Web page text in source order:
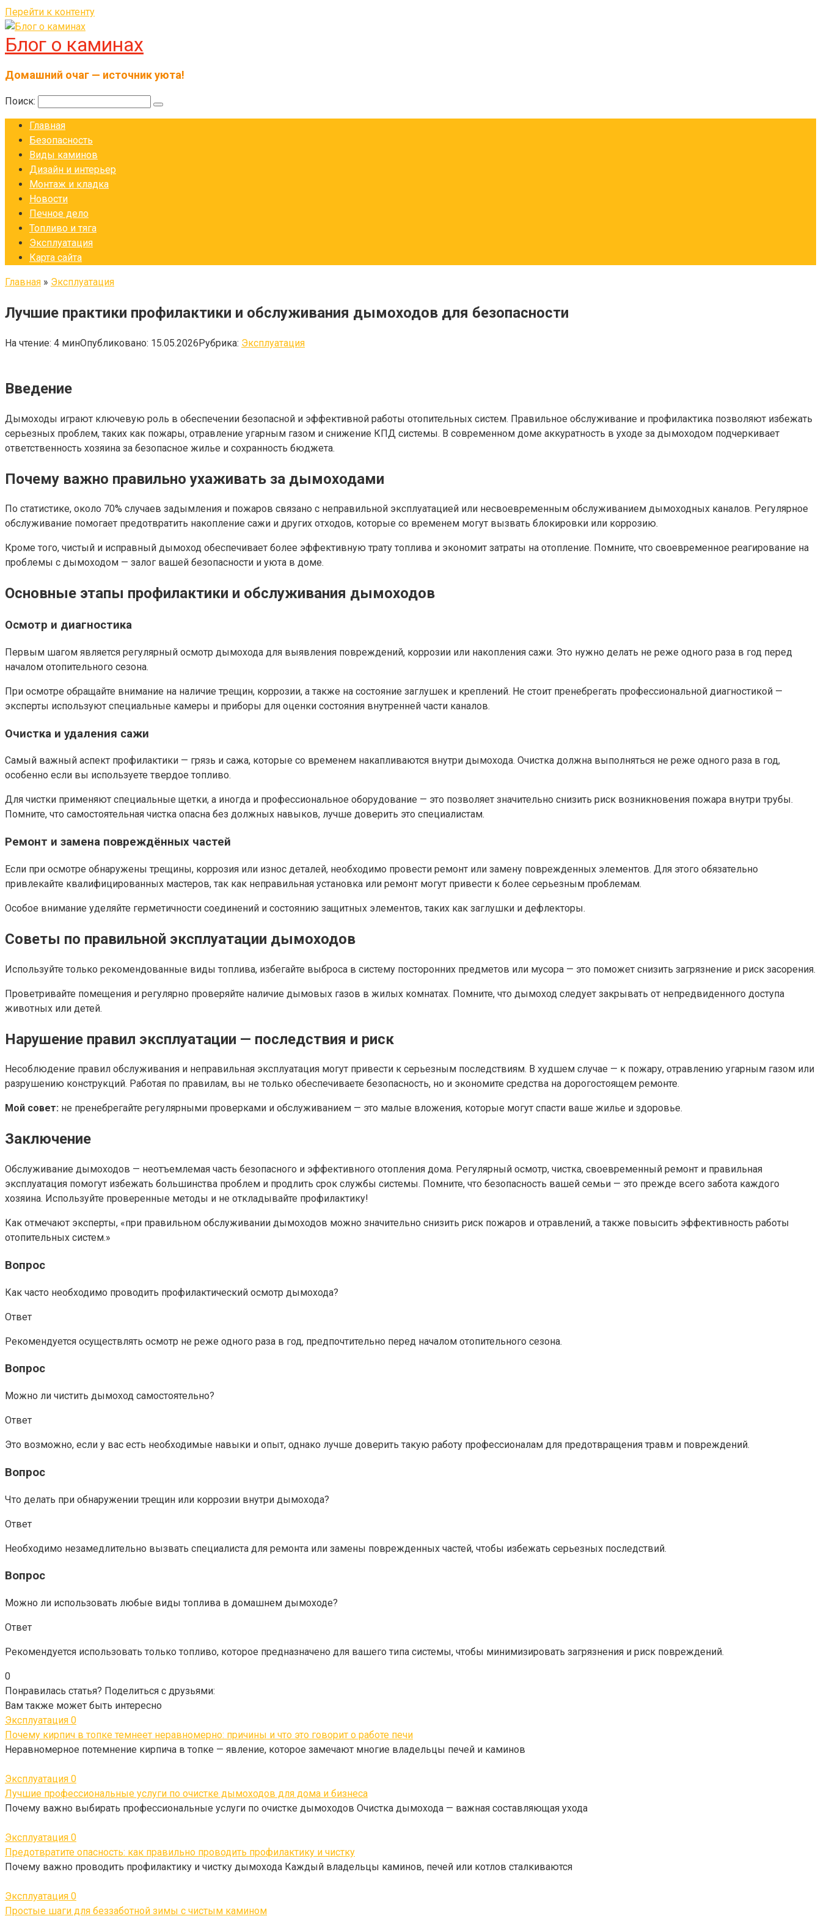
Перейти к контенту
Блог о каминах
Домашний очаг — источник уюта!
Поиск:
Главная
Безопасность
Виды каминов
Дизайн и интерьер
Монтаж и кладка
Новости
Печное дело
Топливо и тяга
Эксплуатация
Карта сайта
Главная » Эксплуатация
Лучшие практики профилактики и обслуживания дымоходов для безопасности
На чтение: 4 минОпубликовано: 15.05.2026Рубрика: Эксплуатация
Введение
Дымоходы играют ключевую роль в обеспечении безопасной и эффективной работы отопительных систем. Правильное обслуживание и профилактика позволяют избежать
серьезных проблем, таких как пожары, отравление угарным газом и снижение КПД системы. В современном доме аккуратность в уходе за дымоходом подчеркивает
ответственность хозяина за безопасное жилье и сохранность бюджета.
Почему важно правильно ухаживать за дымоходами
По статистике, около 70% случаев задымления и пожаров связано с неправильной эксплуатацией или несвоевременным обслуживанием дымоходных каналов. Регулярное
обслуживание помогает предотвратить накопление сажи и других отходов, которые со временем могут вызвать блокировки или коррозию.
Кроме того, чистый и исправный дымоход обеспечивает более эффективную трату топлива и экономит затраты на отопление. Помните, что своевременное реагирование на
проблемы с дымоходом — залог вашей безопасности и уюта в доме.
Основные этапы профилактики и обслуживания дымоходов
Осмотр и диагностика
Первым шагом является регулярный осмотр дымохода для выявления повреждений, коррозии или накопления сажи. Это нужно делать не реже одного раза в год перед
началом отопительного сезона.
При осмотре обращайте внимание на наличие трещин, коррозии, а также на состояние заглушек и креплений. Не стоит пренебрегать профессиональной диагностикой —
эксперты используют специальные камеры и приборы для оценки состояния внутренней части каналов.
Очистка и удаления сажи
Самый важный аспект профилактики — грязь и сажа, которые со временем накапливаются внутри дымохода. Очистка должна выполняться не реже одного раза в год,
особенно если вы используете твердое топливо.
Для чистки применяют специальные щетки, а иногда и профессиональное оборудование — это позволяет значительно снизить риск возникновения пожара внутри трубы.
Помните, что самостоятельная чистка опасна без должных навыков, лучше доверить это специалистам.
Ремонт и замена повреждённых частей
Если при осмотре обнаружены трещины, коррозия или износ деталей, необходимо провести ремонт или замену поврежденных элементов. Для этого обязательно
привлекайте квалифицированных мастеров, так как неправильная установка или ремонт могут привести к более серьезным проблемам.
Особое внимание уделяйте герметичности соединений и состоянию защитных элементов, таких как заглушки и дефлекторы.
Советы по правильной эксплуатации дымоходов
Используйте только рекомендованные виды топлива, избегайте выброса в систему посторонних предметов или мусора — это поможет снизить загрязнение и риск засорения.
Проветривайте помещения и регулярно проверяйте наличие дымовых газов в жилых комнатах. Помните, что дымоход следует закрывать от непредвиденного доступа
животных или детей.
Нарушение правил эксплуатации — последствия и риск
Несоблюдение правил обслуживания и неправильная эксплуатация могут привести к серьезным последствиям. В худшем случае — к пожару, отравлению угарным газом или
разрушению конструкций. Работая по правилам, вы не только обеспечиваете безопасность, но и экономите средства на дорогостоящем ремонте.
Мой совет: не пренебрегайте регулярными проверками и обслуживанием — это малые вложения, которые могут спасти ваше жилье и здоровье.
Заключение
Обслуживание дымоходов — неотъемлемая часть безопасного и эффективного отопления дома. Регулярный осмотр, чистка, своевременный ремонт и правильная
эксплуатация помогут избежать большинства проблем и продлить срок службы системы. Помните, что безопасность вашей семьи — это прежде всего забота каждого
хозяина. Используйте проверенные методы и не откладывайте профилактику!
Как отмечают эксперты, «при правильном обслуживании дымоходов можно значительно снизить риск пожаров и отравлений, а также повысить эффективность работы
отопительных систем.»
Вопрос
Как часто необходимо проводить профилактический осмотр дымохода?
Ответ
Рекомендуется осуществлять осмотр не реже одного раза в год, предпочтительно перед началом отопительного сезона.
Вопрос
Можно ли чистить дымоход самостоятельно?
Ответ
Это возможно, если у вас есть необходимые навыки и опыт, однако лучше доверить такую работу профессионалам для предотвращения травм и повреждений.
Вопрос
Что делать при обнаружении трещин или коррозии внутри дымохода?
Ответ
Необходимо незамедлительно вызвать специалиста для ремонта или замены поврежденных частей, чтобы избежать серьезных последствий.
Вопрос
Можно ли использовать любые виды топлива в домашнем дымоходе?
Ответ
Рекомендуется использовать только топливо, которое предназначено для вашего типа системы, чтобы минимизировать загрязнения и риск повреждений.
0
Понравилась статья? Поделиться с друзьями:
Вам также может быть интересно
Эксплуатация 0
Почему кирпич в топке темнеет неравномерно: причины и что это говорит о работе печи
Неравномерное потемнение кирпича в топке — явление, которое замечают многие владельцы печей и каминов
Эксплуатация 0
Лучшие профессиональные услуги по очистке дымоходов для дома и бизнеса
Почему важно выбирать профессиональные услуги по очистке дымоходов Очистка дымохода — важная составляющая ухода
Эксплуатация 0
Предотвратите опасность: как правильно проводить профилактику и чистку
Почему важно проводить профилактику и чистку дымохода Каждый владельцы каминов, печей или котлов сталкиваются
Эксплуатация 0
Простые шаги для беззаботной зимы с чистым камином